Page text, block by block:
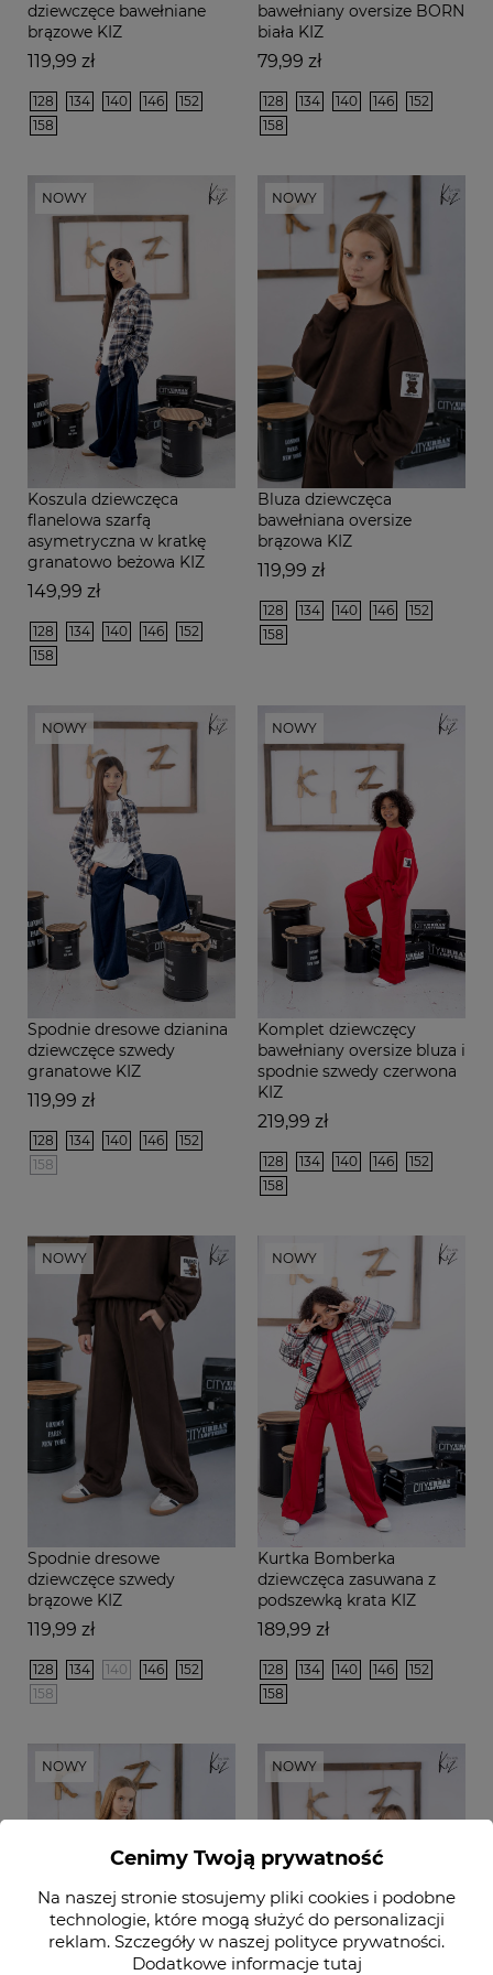
dziewczęce bawełniane
brązowe KIZ
Cena
119,99 zł
128 134 140 146
152
158
bawełniany oversize BORN
biała KIZ
Cena
79,99 zł
128 134 140 146
152
158
Koszula dziewczęca
flanelowa szarfą
asymetryczna w kratkę
granatowo beżowa KIZ
Cena
149,99 zł
NOWY
128 134 140 146
152
158
Bluza dziewczęca
bawełniana oversize
brązowa KIZ
Cena
119,99 zł
NOWY
128 134 140 146
152
158
Spodnie dresowe dzianina
dziewczęce szwedy
granatowe KIZ
Cena
119,99 zł
NOWY
128 134 140 146
152
158
Komplet dziewczęcy
bawełniany oversize bluza i
spodnie szwedy czerwona
KIZ
Cena
219,99 zł
NOWY
128 134 140 146
152
158
Spodnie dresowe
dziewczęce szwedy
brązowe KIZ
Cena
119,99 zł
NOWY
128 134 140 146
152
158
Kurtka Bomberka
dziewczęca zasuwana z
podszewką krata KIZ
Cena
189,99 zł
NOWY
128 134 140 146
152
158
NOWY NOWY
Cenimy Twoją prywatność
Na naszej stronie stosujemy pliki cookies i podobne
technologie, które mogą służyć do personalizacji
reklam. Szczegóły w naszej polityce prywatności.
Dodatkowe informacje tutaj